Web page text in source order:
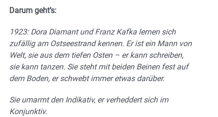
Darum geht’s:
1923: Dora Diamant und Franz Kafka lernen sich
zufällig am Ostseestrand kennen. Er ist ein Mann von
Welt, sie aus dem tiefen Osten – er kann schreiben,
sie kann tanzen. Sie steht mit beiden Beinen fest auf
dem Boden, er schwebt immer etwas darüber.
Sie umarmt den Indikativ, er verheddert sich im
Konjunktiv.